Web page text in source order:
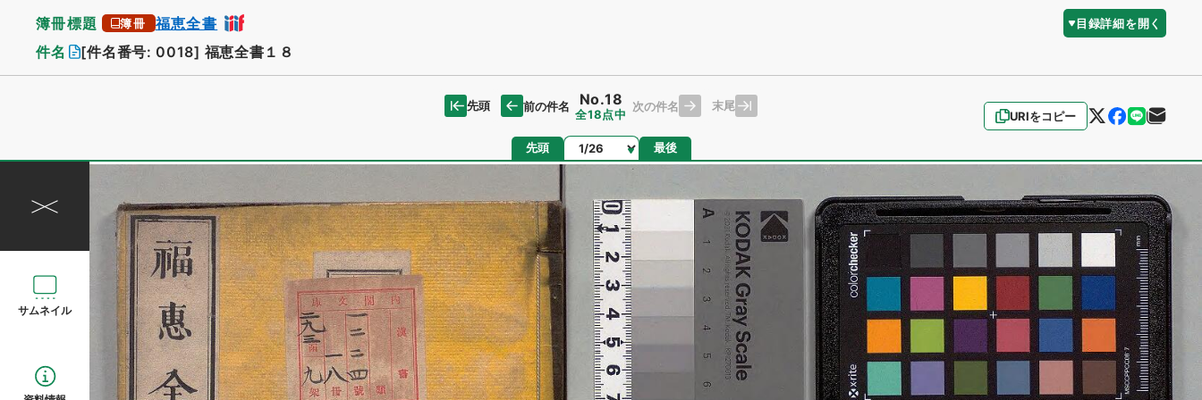
簿冊標題 簿冊 福恵全書 目録詳細を開く
件名 [件名番号: 0018] 福恵全書１８
URIをコピー
先頭 前の件名 No.18
全18点中
次の件名 末尾
先頭 ページ 最後
サムネイル